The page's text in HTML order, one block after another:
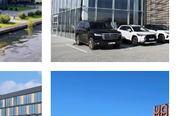
ТЦ «HAPPY MALL», М.
РІВНЕ